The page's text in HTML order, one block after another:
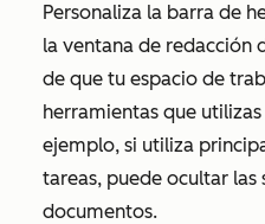
Personaliza la barra de
la ventana de redacción
de que tu espacio de
herramientas que
ejemplo, si utiliza
tareas, puede ocultar las
documentos.